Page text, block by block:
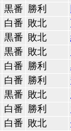
黒番 勝利
白番 敗北
黒番 敗北
黒番 敗北
白番 勝利
白番 勝利
黒番 敗北
白番 勝利
白番 敗北